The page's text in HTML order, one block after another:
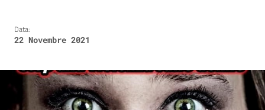
Data:
22 Novembre 2021